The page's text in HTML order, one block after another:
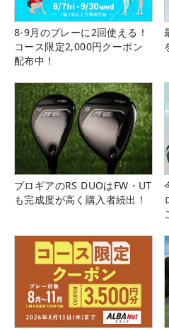
8-9月のプレーに2回使える！
コース限定2,000円クーポン
配布中！
プロギアのRS DUOはFW・UT
も完成度が高く購入者続出！